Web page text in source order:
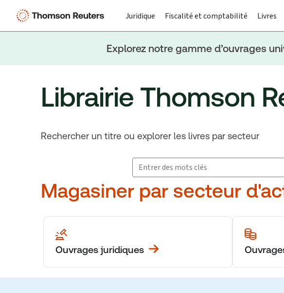
Juridique Fiscalité et comptabilité Livres
Explorez notre gamme d’ouvrages
Librairie Thomson
Rechercher un titre ou explorer les livres par secteur
Search for products
Suggestion box closed.
Magasiner par secteur
Ouvrages juridiques